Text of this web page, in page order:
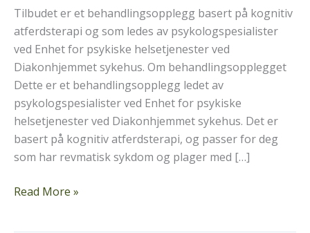
Tilbudet er et behandlingsopplegg basert på kognitiv
atferdsterapi og som ledes av psykologspesialister
ved Enhet for psykiske helsetjenester ved
Diakonhjemmet sykehus. Om behandlingsopplegget
Dette er et behandlingsopplegg ledet av
psykologspesialister ved Enhet for psykiske
helsetjenester ved Diakonhjemmet sykehus. Det er
basert på kognitiv atferdsterapi, og passer for deg
som har revmatisk sykdom og plager med […]
Mestring
Read More »